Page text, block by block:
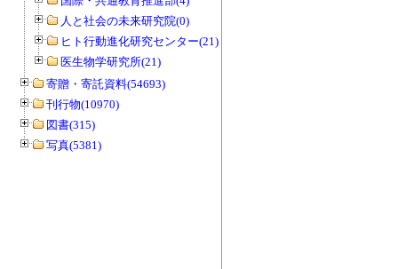
人と社会の未来研究院(0)
ヒト行動進化研究センター(21)
医生物学研究所(21)
寄贈・寄託資料(54693)
刊行物(10970)
図書(315)
写真(5381)